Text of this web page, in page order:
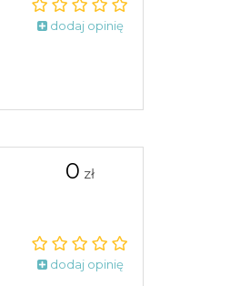
dodaj opinię
0 zł
dodaj opinię